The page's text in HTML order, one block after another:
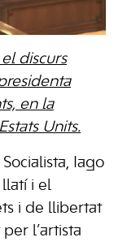
discurs
en la
Units.
Iago
llatí i el
i de llibertat
l’artista